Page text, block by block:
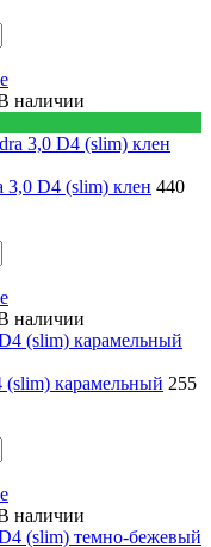
наличии
3,0 D4 (slim) клен 440
наличии
карамельный 255
наличии